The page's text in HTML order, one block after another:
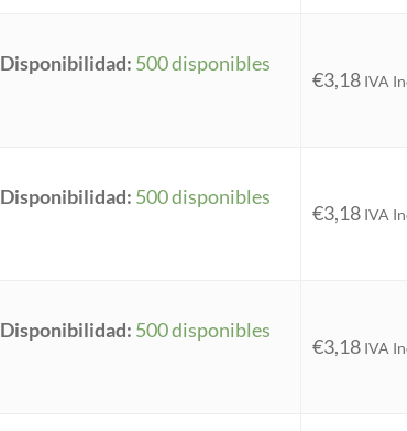
Disponibilidad: 500 disponibles
€3,18 IVA
Disponibilidad: 500 disponibles
€3,18 IVA
Disponibilidad: 500 disponibles
€3,18 IVA